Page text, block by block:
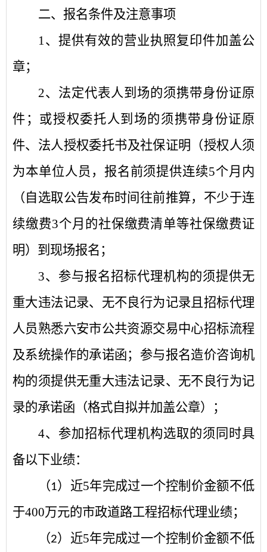
二、报名条件及注意事项
1、提供有效的营业执照复印件加盖公
章；
2、 法定代表人到场的须携带身份证原
件 ； 或授权委托人到场的须 携带身份证原
件、 法人授权委托书及社保证明（授权人须
为本单位人员， 报名前须提供连续5个月内
（自选取公告发布时间往前推算，不少于连
续缴费3个月的社保缴费清单等社保缴费证
明） 到现场报名 ；
3、参与报名招标代理机构的须提供无
重大违法记录、无不良行为记录且招标代理
人员熟悉六安市公共资源交易中心招标流程
及系统操作的承诺函；参与报名造价咨询机
构的须提供无重大违法记录、无不良行为记
录的承诺函（格式自拟并加盖公章）；
4、参加招标代理机构选取的须同时具
备以下业绩：
（1） 近5年完成过一个控制价金额不低
于400万元的市政道路工程招标代理业绩；
（2） 近5年完成过一个控制价金额不低